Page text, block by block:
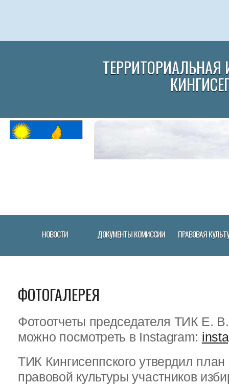
НОВОСТИ ДОКУМЕНТЫ КОМИССИИ ПРАВОВАЯ
ФОТОГАЛЕРЕЯ
Фотоотчеты председателя ТИК Е.
можно посмотреть в Instagram:
ТИК Кингисеппского утвердил
правовой культуры участников